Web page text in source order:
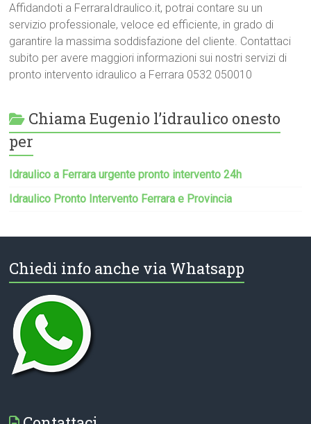
Affidandoti a FerraraIdraulico.it, potrai contare su un
servizio professionale, veloce ed efficiente, in grado di
garantire la massima soddisfazione del cliente. Contattaci
subito per avere maggiori informazioni sui nostri servizi di
pronto intervento idraulico a Ferrara 0532 050010
Chiama Eugenio l’idraulico onesto
per
Idraulico a Ferrara urgente pronto intervento 24h
Idraulico Pronto Intervento Ferrara e Provincia
Chiedi info anche via Whatsapp